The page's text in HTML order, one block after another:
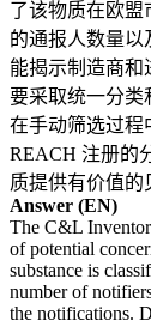
了该物质在欧盟
的通报人数量
能揭示制造商和
要采取统一分类
在手动筛选过程
REACH 注册的
质提供有价值的
Answer (EN)
The C&L
of potential
substance is
number of
the notifications.